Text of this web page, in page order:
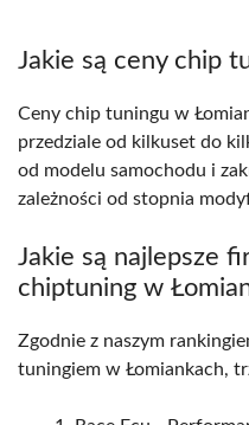
Jakie są ceny chip
Ceny chip tuningu w
przedziale od kilkuset do
od modelu samochodu i
zależności od stopnia
Jakie są najlepsze
chiptuning w
Zgodnie z naszym
tuningiem w Łomiankach,